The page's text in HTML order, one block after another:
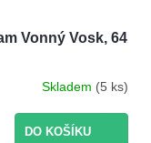
Vonný Vosk, 64
Skladem (5 ks)
DO KOŠÍKU